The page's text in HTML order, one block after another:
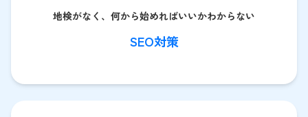
地検がなく、何から始めればいいかわからない
SEO対策